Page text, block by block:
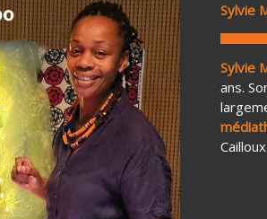
Sylvie
Sylvie
ans.
Cailloux.